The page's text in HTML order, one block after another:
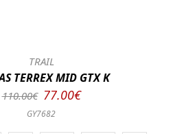
TRAIL
TERREX MID GTX K
110.00€ 77.00€
GY7682